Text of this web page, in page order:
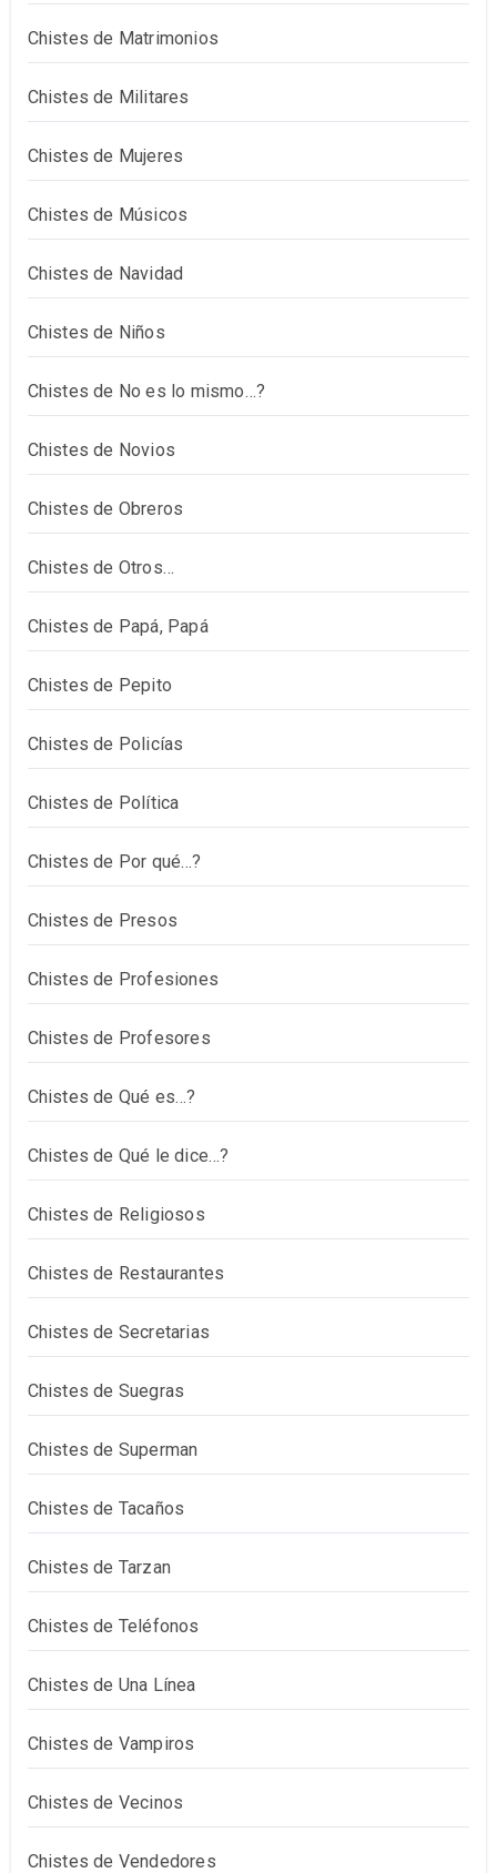
Chistes de Matrimonios
Chistes de Militares
Chistes de Mujeres
Chistes de Músicos
Chistes de Navidad
Chistes de Niños
Chistes de No es lo mismo…?
Chistes de Novios
Chistes de Obreros
Chistes de Otros…
Chistes de Papá, Papá
Chistes de Pepito
Chistes de Policías
Chistes de Política
Chistes de Por qué…?
Chistes de Presos
Chistes de Profesiones
Chistes de Profesores
Chistes de Qué es…?
Chistes de Qué le dice…?
Chistes de Religiosos
Chistes de Restaurantes
Chistes de Secretarias
Chistes de Suegras
Chistes de Superman
Chistes de Tacaños
Chistes de Tarzan
Chistes de Teléfonos
Chistes de Una Línea
Chistes de Vampiros
Chistes de Vecinos
Chistes de Vendedores